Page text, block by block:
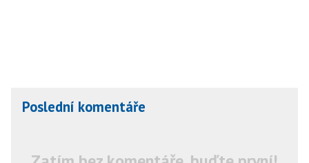
Poslední komentáře